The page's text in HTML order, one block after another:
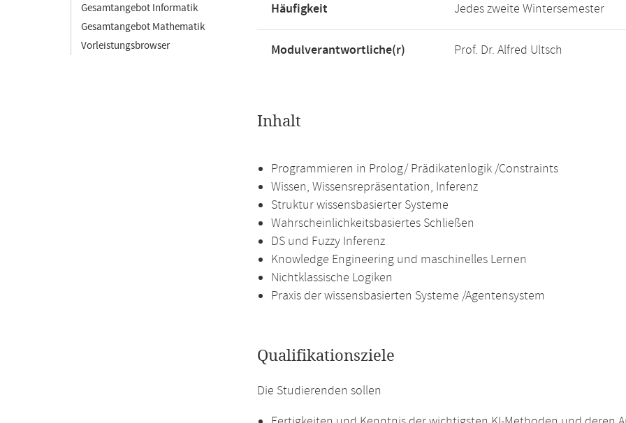
Gesamtangebot Informatik
Gesamtangebot Mathematik
Vorleistungsbrowser
Häufigkeit
Jedes zweite Wintersemester
Modulverantwortliche(r) Prof. Dr. Alfred Ultsch
Inhalt
Programmieren in Prolog/ Prädikatenlogik /Constraints
Wissen, Wissensrepräsentation, Inferenz
Struktur wissensbasierter Systeme
Wahrscheinlichkeitsbasiertes Schließen
DS und Fuzzy Inferenz
Knowledge Engineering und maschinelles Lernen
Nichtklassische Logiken
Praxis der wissensbasierten Systeme /Agentensystem
Qualifikationsziele
Die Studierenden sollen